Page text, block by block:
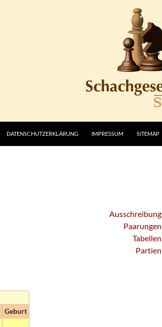
DATENSCHUTZERKLÄRUNG IMPRESSUM SITEMAP
Ausschreibung
Paarungen
Tabellen
Partien
Geburt